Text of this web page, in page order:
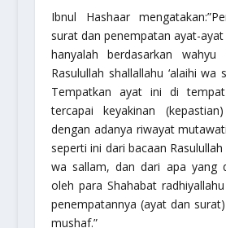
Ibnul Hashaar mengatakan:
surat dan penempatan ayat-
hanyalah berdasarkan wahyu
Rasulullah shallallahu ‘alaihi wa
Tempatkan ayat ini di
tercapai keyakinan
dengan adanya riwayat
seperti ini dari bacaan Rasulullah
wa sallam, dan dari apa yang
oleh para Shahabat
penempatannya (ayat dan
mushaf.”